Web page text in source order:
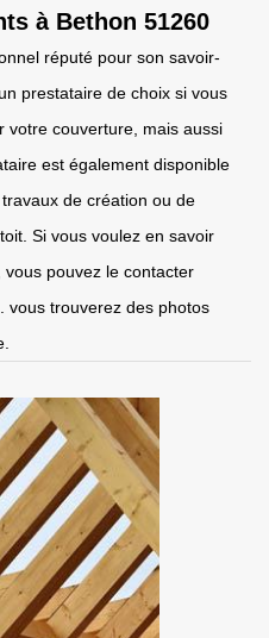
à Bethon 51260
réputé pour son savoir-
prestataire de choix si vous
votre couverture, mais aussi
est également disponible
de création ou de
Si vous voulez en savoir
pouvez le contacter
vous trouverez des photos